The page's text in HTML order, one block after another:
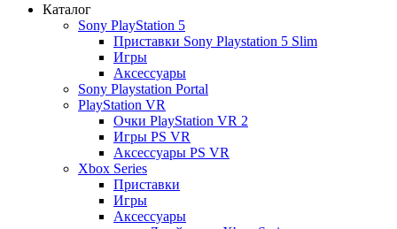
Каталог
Sony PlayStation 5
Приставки Sony Playstation 5 Slim
Игры
Аксессуары
Sony Playstation Portal
PlayStation VR
Очки PlayStation VR 2
Игры PS VR
Аксессуары PS VR
Xbox Series
Приставки
Игры
Аксессуары